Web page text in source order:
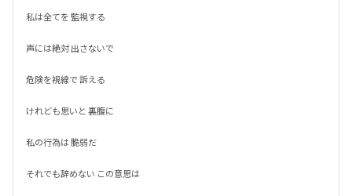
私は全てを 監視する
声には絶対 出さないで
危険を視線で 訴える
けれども思いと 裏腹に
私の行為は 脆弱だ
それでも辞めない この意思は